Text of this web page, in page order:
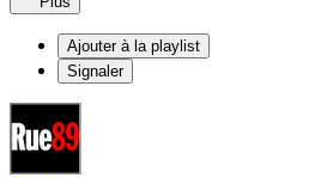
Ajouter à la playlist
Signaler